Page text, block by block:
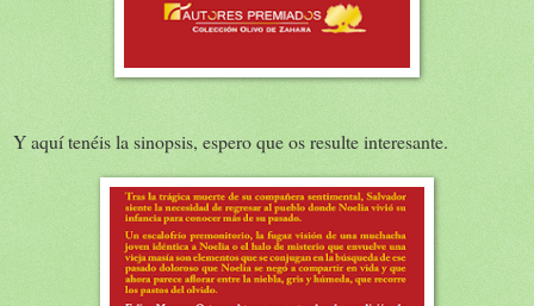
Y aquí tenéis la sinopsis, espero que os resulte interesante.